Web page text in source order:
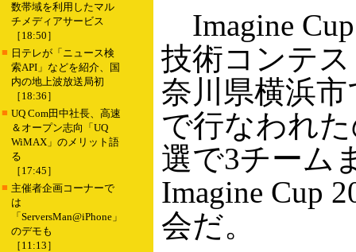
数帯域を利用したマル
チメディアサービス
［18:50］
■ 日テレが「ニュース検
索API」などを紹介、国
内の地上波放送局初
［18:36］
■ UQ Com田中社長、高速
＆オープン志向「UQ
WiMAX」のメリット語
る
［17:45］
■ 主催者企画コーナーで
は
「ServersMan@iPhone」
のデモも
［11:13］
Imagine
技術コンテ
奈川県横浜市
で行なわれ
選で3チーム
Imagine Cup
会だ。